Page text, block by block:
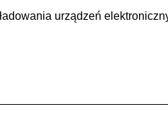
urządzeń